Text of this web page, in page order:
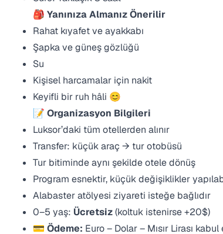
🎒 Yanınıza Almanız Önerilir
Rahat kıyafet ve ayakkabı
Şapka ve güneş gözlüğü
Su
Kişisel harcamalar için nakit
Keyifli bir ruh hâli 😊
📝 Organizasyon Bilgileri
Luksor’daki tüm otellerden alınır
Transfer: küçük araç → tur otobüsü
Tur bitiminde aynı şekilde otele dönüş
Program esnektir, küçük değişiklikler
Alabaster atölyesi ziyareti isteğe bağlıdır
0–5 yaş: Ücretsiz(koltuk istenirse +20$)
💳 Ödeme: Euro – Dolar – Mısır Lirası kabul